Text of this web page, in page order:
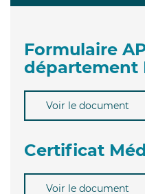
Formulaire
département
Voir le document
Certificat
Voir le document